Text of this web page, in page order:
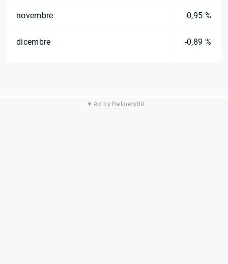
novembre -0,95 %
dicembre -0,89 %
▼ Ad by Refinery89